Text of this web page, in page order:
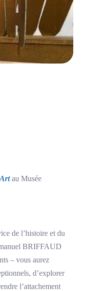
au Musée
de l’histoire et du
BRIFFAUD
– vous aurez
d’explorer
l’attachement